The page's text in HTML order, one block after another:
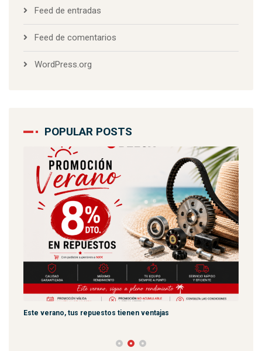
Feed de entradas
Feed de comentarios
WordPress.org
POPULAR POSTS
Este verano, tus repuestos tienen ventajas